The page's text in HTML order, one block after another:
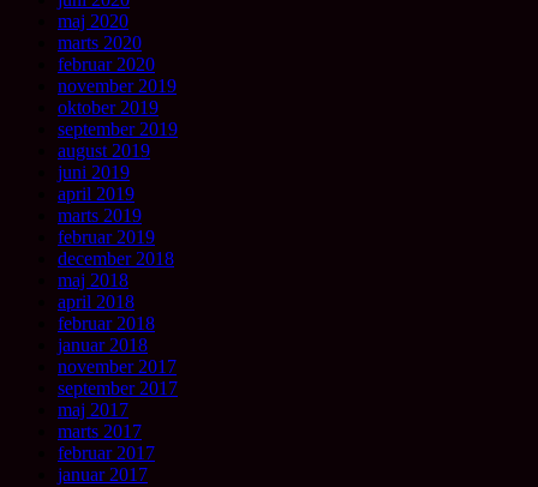
maj 2020
marts 2020
februar 2020
november 2019
oktober 2019
september 2019
august 2019
juni 2019
april 2019
marts 2019
februar 2019
december 2018
maj 2018
april 2018
februar 2018
januar 2018
november 2017
september 2017
maj 2017
marts 2017
februar 2017
januar 2017